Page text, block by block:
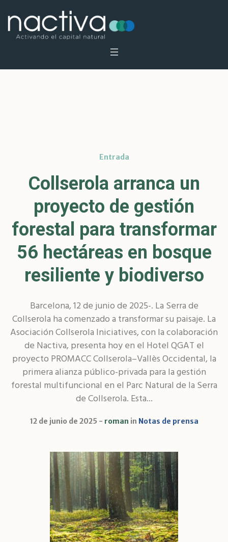
Entrada
Collserola arranca un
proyecto de gestión
forestal para transformar
56 hectáreas en bosque
resiliente y biodiverso
Barcelona, 12 de junio de 2025-. La Serra de
Collserola ha comenzado a transformar su paisaje. La
Asociación Collserola Iniciatives, con la colaboración
de Nactiva, presenta hoy en el Hotel QGAT el
proyecto PROMACC Collserola–Vallès Occidental, la
primera alianza público-privada para la gestión
forestal multifuncional en el Parc Natural de la Serra
de Collserola. Esta...
12 de junio de 2025 roman in Notas de prensa